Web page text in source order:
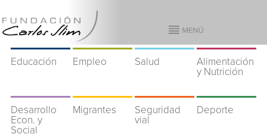
Educación Empleo Salud
Alimentación
y Nutrición
Desarrollo
Econ. y
Social
Migrantes
Seguridad
vial
Deporte